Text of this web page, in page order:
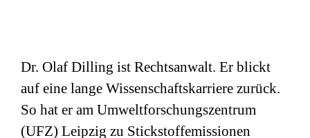
Dr. Olaf Dilling ist Rechtsanwalt. Er blickt
auf eine lange Wissenschaftskarriere zurück.
So hat er am Umweltforschungszentrum
(UFZ) Leipzig zu Stickstoffemissionen